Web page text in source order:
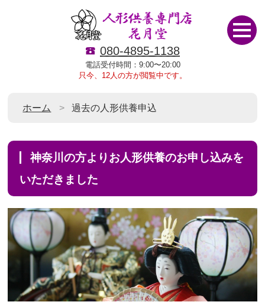
080-4895-1138
電話受付時間：9:00〜20:00
只今、12人の方が閲覧中です。
ホーム 過去の人形供養申込
神奈川の方よりお人形供養のお申し込みを
いただきました